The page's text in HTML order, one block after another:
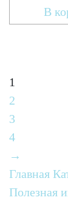
В
1
2
3
4
→
Главная
Полезная